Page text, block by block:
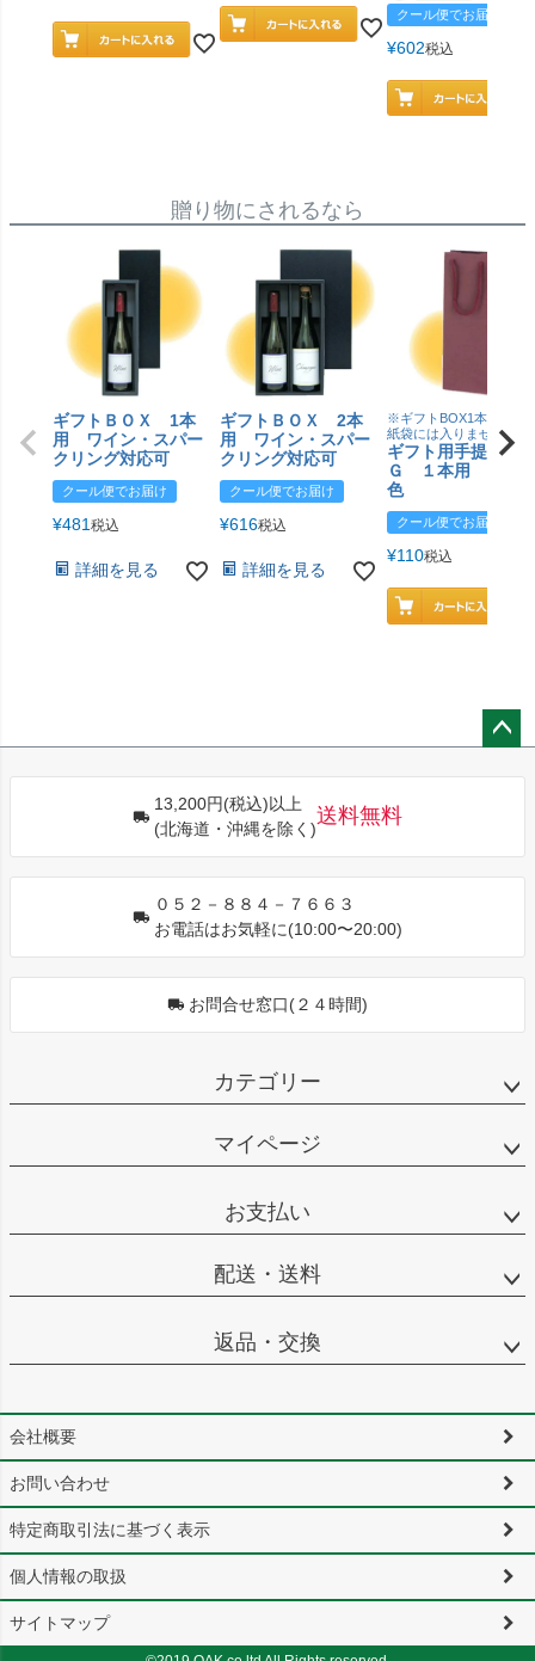
クール便でお届け
¥602税込
贈り物にされるなら
ギフトＢＯＸ 1本
用 ワイン・スパー
クリング対応可
クール便でお届け
¥481税込
詳細を見る
ギフトＢＯＸ 2本
用 ワイン・スパー
クリング対応可
クール便でお届け
¥616税込
詳細を見る
※ギフトBOX1本用はこ
紙袋には入りません
ギフト用手提げＢ
Ｇ １本用 エン
色
クール便でお届け
¥110税込
13,200円(税込)以上
(北海道・沖縄を除く)
送料無料
０５２－８８４－７６６３
お電話はお気軽に(10:00〜20:00)
お問合せ窓口(２４時間)
カテゴリー
マイページ
お支払い
配送・送料
返品・交換
会社概要
お問い合わせ
特定商取引法に基づく表示
個人情報の取扱
サイトマップ